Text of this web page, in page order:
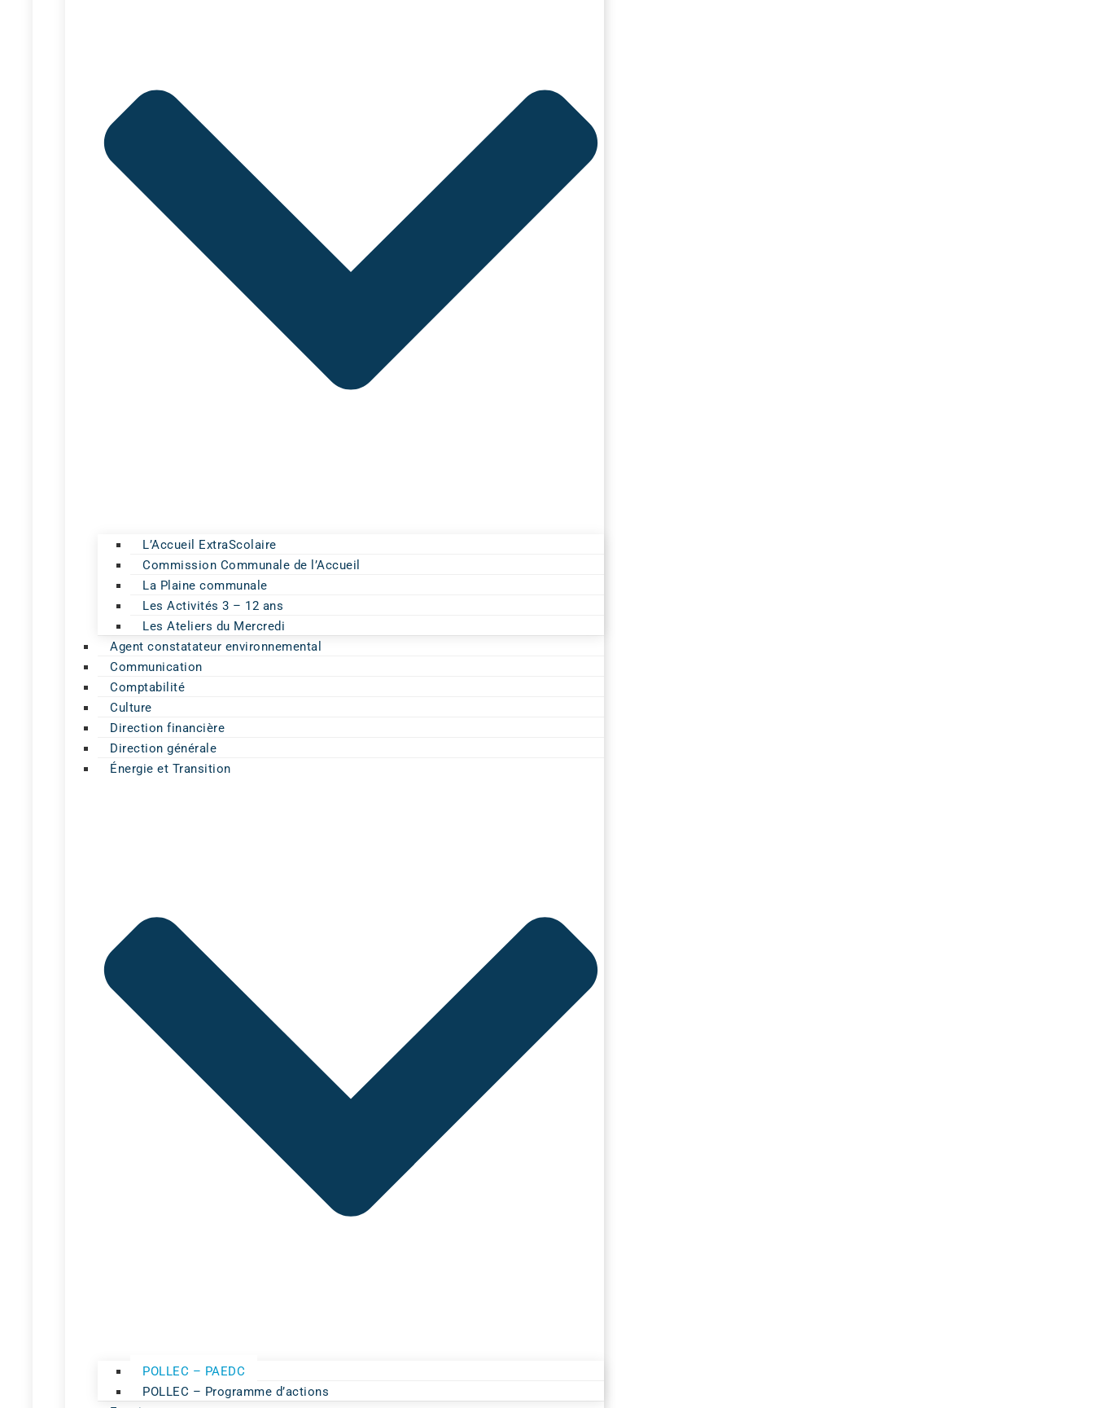
L’Accueil ExtraScolaire
Commission Communale de l’Accueil
La Plaine communale
Les Activités 3 – 12 ans
Les Ateliers du Mercredi
Agent constatateur environnemental
Communication
Comptabilité
Culture
Direction financière
Direction générale
Énergie et Transition
POLLEC – PAEDC
POLLEC – Programme d’actions